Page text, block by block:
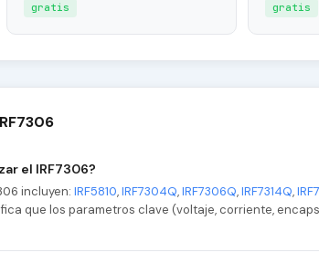
gratis gratis
el IRF7306?
incluyen: IRF5810,IRF7304Q,IRF7306Q,IRF7314Q,
que los parametros clave (voltaje, corriente,